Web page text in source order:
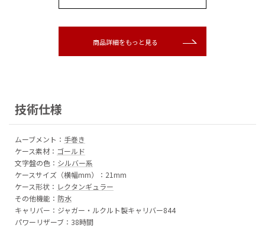
商品詳細をもっと見る
技術仕様
ムーブメント： 手巻き
ケース素材： ゴールド
文字盤の色： シルバー系
ケースサイズ（横幅mm）：21mm
ケース形状： レクタンギュラー
その他機能： 防水
キャリバー：ジャガー・ルクルト製キャリバー844
パワーリザーブ：38時間